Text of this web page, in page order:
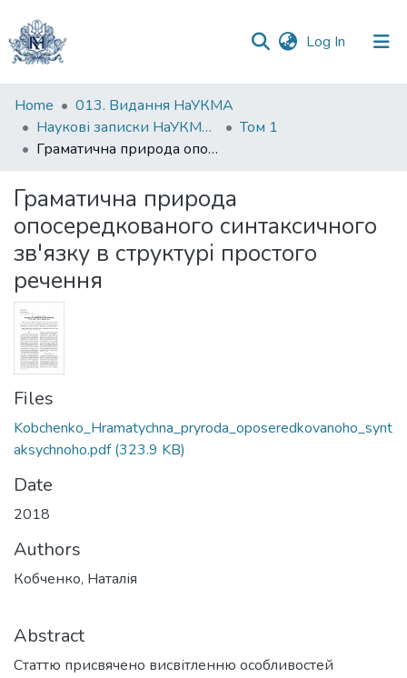
Log In (current)
Communities
&
Collections
Statistics
Home
013. Видання НаУКМА
Наукові записки НаУКМА. Мовознавство
Том 1
Граматична природа опосередкованого синтаксичного зв'язку в структурі простого речення
Граматична природа
опосередкованого синтаксичного
зв'язку в структурі простого
речення
Files
Kobchenko_Hramatychna_pryroda_oposeredkovanoho_synt
aksychnoho.pdf(323.9 KB)
Date
2018
Authors
Кобченко, Наталія
Abstract
Статтю присвячено висвітленню особливостей